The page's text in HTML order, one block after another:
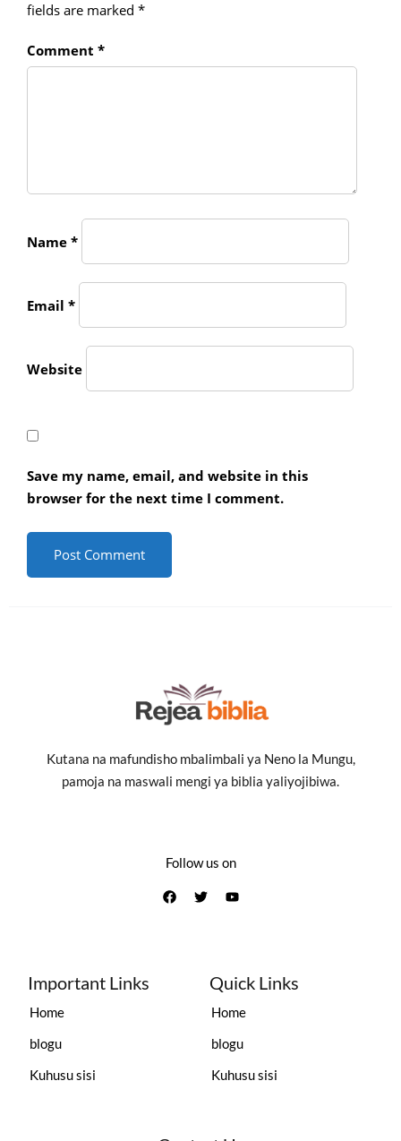
fields are marked *
Comment *
Name *
Email *
Website
Save my name, email, and website in this
browser for the next time I comment.
Kutana na mafundisho mbalimbali ya Neno la Mungu,
pamoja na maswali mengi ya biblia yaliyojibiwa.
Follow us on
Important Links
Home
blogu
Kuhusu sisi
Quick Links
Home
blogu
Kuhusu sisi